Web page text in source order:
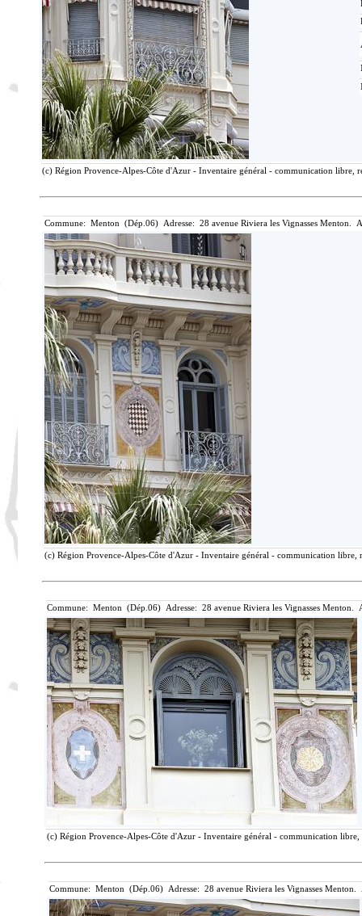
(c) Région Provence-Alpes-Côte d'Azur - Inventaire général - communication libre,
Commune: Menton (Dép.06) Adresse: 28 avenue Riviera les Vignasses Menton.
(c) Région Provence-Alpes-Côte d'Azur - Inventaire général - communication libre,
Commune: Menton (Dép.06) Adresse: 28 avenue Riviera les Vignasses
(c) Région Provence-Alpes-Côte d'Azur - Inventaire général - communication
Commune: Menton (Dép.06) Adresse: 28 avenue Riviera les Vignasses